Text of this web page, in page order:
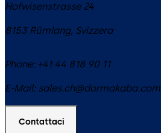
Hofwisenstrasse 24
8153 Rümlang, Svizzera
Phone: +41 44 818 90 11
E-Mail: sales.ch@dormakaba.com
Contattaci